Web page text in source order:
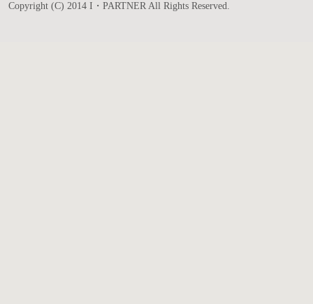
Copyright (C) 2014 I・PARTNER All Rights Reserved.